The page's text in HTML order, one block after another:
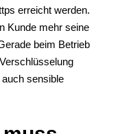
erreicht werden.
Kunde mehr seine
beim Betrieb
sensible